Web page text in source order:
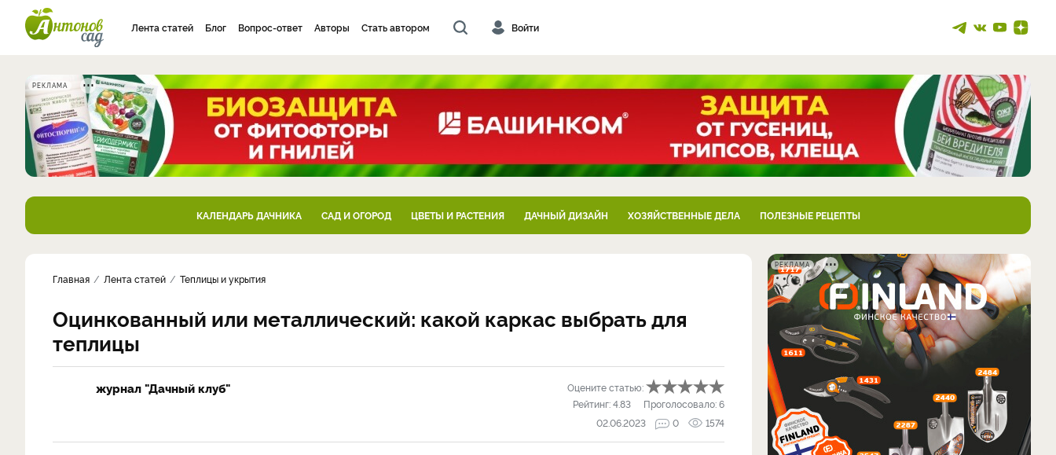
Лента статей Блог Вопрос-ответ Авторы Стать автором Войти
РЕКЛАМА
КАЛЕНДАРЬ ДАЧНИКА САД И ОГОРОД ЦВЕТЫ И РАСТЕНИЯ ДАЧНЫЙ ДИЗАЙН ХОЗЯЙСТВЕННЫЕ ДЕЛА ПОЛЕЗНЫЕ РЕЦЕПТЫ
Главная Лента статей Теплицы и укрытия
Оцинкованный или металлический: какой каркас выбрать для
теплицы
журнал "Дачный клуб"
Оцените статью:
Рейтинг:4.83 Проголосовало:6
02.06.2023
0 1574
РЕКЛАМА